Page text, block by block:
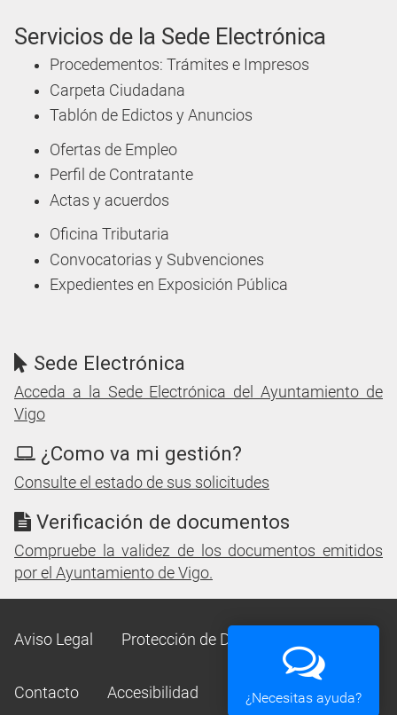
Servicios de la Sede Electrónica
Procedementos: Trámites e Impresos
Carpeta Ciudadana
Tablón de Edictos y Anuncios
Ofertas de Empleo
Perfil de Contratante
Actas y acuerdos
Oficina Tributaria
Convocatorias y Subvenciones
Expedientes en Exposición Pública
Sede Electrónica
Acceda a la Sede Electrónica del Ayuntamiento de
Vigo
¿Como va mi gestión?
Consulte el estado de sus solicitudes
Verificación de documentos
Compruebe la validez de los documentos emitidos
por el Ayuntamiento de Vigo.
Aviso Legal Protección de Datos
Contacto Accesibilidad ¿Necesitas ayuda?